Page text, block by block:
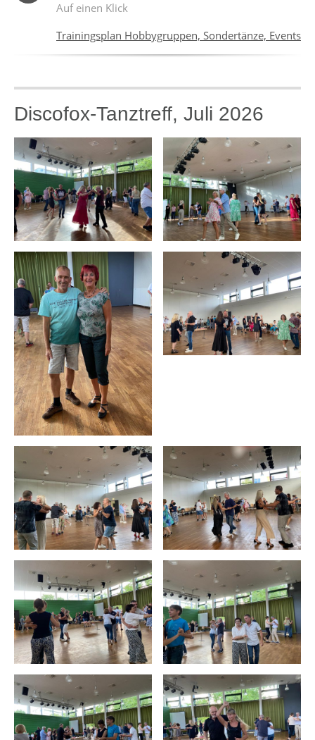
Auf einen Klick
Trainingsplan Hobbygruppen, Sondertänze, Events
Discofox-Tanztreff, Juli 2026